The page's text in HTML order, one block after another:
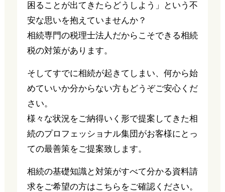
困ることが出てきたらどうしよう」という不
安な思いを抱えていませんか？
相続専門の税理士法人だからこそできる相続
税の対策があります。
そしてすでに相続が起きてしまい、何から始
めていいか分からない方もどうぞご安心くだ
さい。
様々な状況をご納得いく形で提案してきた相
続のプロフェッショナル集団がお客様にとっ
ての最善策をご提案致します。
相続の基礎知識と対策がすべて分かる資料請
求をご希望の方はこちらをご確認ください。